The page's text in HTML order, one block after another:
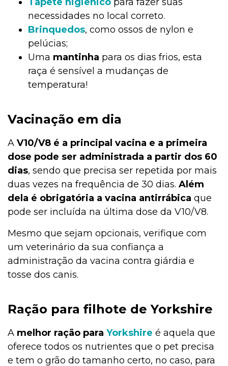
necessidades no local correto.
Brinquedos, como ossos de nylon e
pelúcias;
Uma mantinha para os dias frios, esta
raça é sensível a mudanças de
temperatura!
Vacinação em dia
A V10/V8 é a principal vacina e a primeira
dose pode ser administrada a partir dos 60
dias, sendo que precisa ser repetida por mais
duas vezes na frequência de 30 dias. Além
dela é obrigatória a vacina antirrábica que
pode ser incluída na última dose da V10/V8.
Mesmo que sejam opcionais, verifique com
um veterinário da sua confiança a
administração da vacina contra giárdia e
tosse dos canis.
Ração para filhote de Yorkshire
A melhor ração para Yorkshire é aquela que
oferece todos os nutrientes que o pet precisa
e tem o grão do tamanho certo, no caso, para